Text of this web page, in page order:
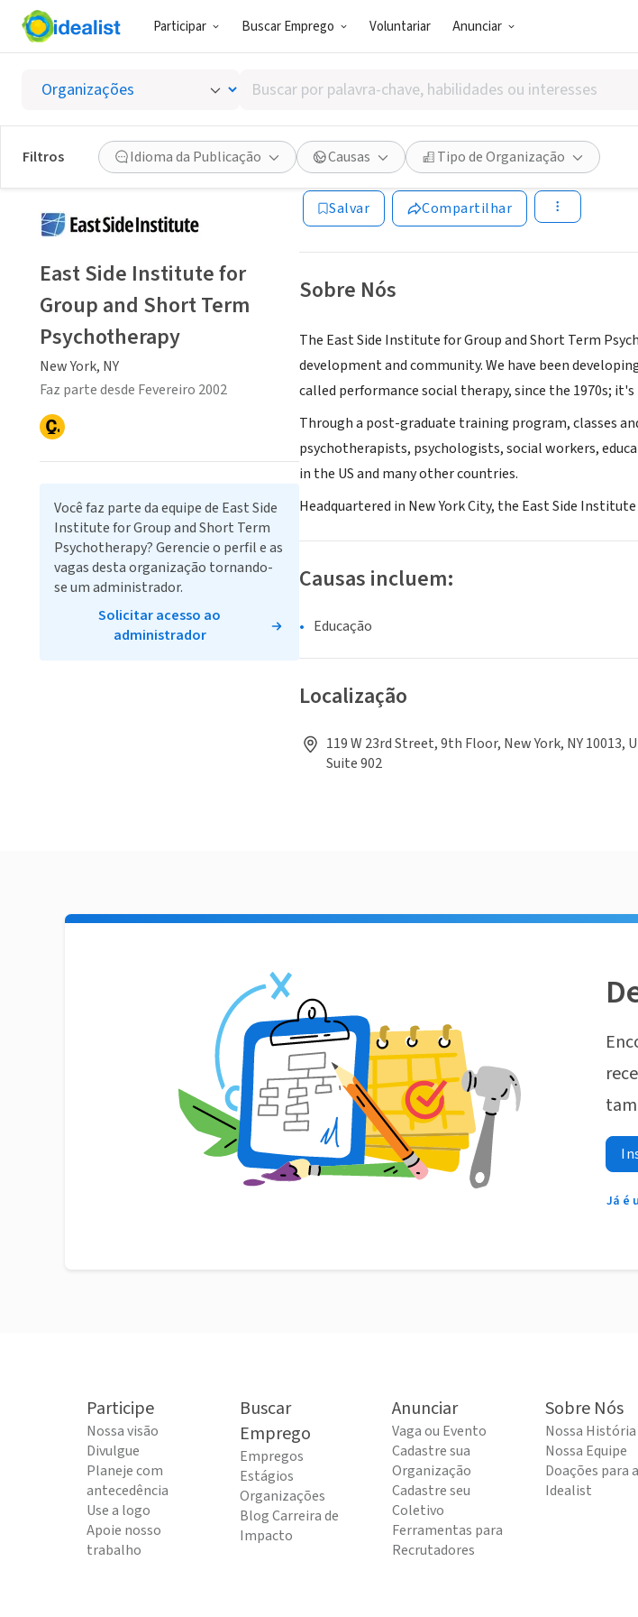
Participar Buscar Emprego Voluntariar Anunciar
Buscar
por
palavra-
chave,
habilidades
ou
interesses
Filtros Idioma da Publicação Causas Tipo de Organização
East Side Institute for
New York, NY |eastsideinstitute.org
Salvar Compartilhar
Sobre Nós
The East Side Institute for Group and Short Term
development and community. We have been
called performance social therapy, since the 1970s;
Through a post-graduate training program, classes
psychotherapists, psychologists, social workers,
in the US and many other countries.
Headquartered in New York City, the East Side
Causas incluem:
Educação
Localização
119 W 23rd Street, 9th Floor, New York, NY 10013,
Suite 902
East Side Institute for
Group and Short Term
Psychotherapy
New York, NY
Faz parte desde Fevereiro 2002
Você faz parte da equipe de East Side
Institute for Group and Short Term
Psychotherapy? Gerencie o perfil e as
vagas desta organização tornando-
se um administrador.
Solicitar acesso ao
administrador
Já é
Participe
Nossa visão
Divulgue
Planeje com
antecedência
Use a logo
Apoie nosso
trabalho
Buscar
Emprego
Empregos
Estágios
Organizações
Blog Carreira de
Impacto
Anunciar
Vaga ou Evento
Cadastre sua
Organização
Cadastre seu
Coletivo
Ferramentas para
Recrutadores
Sobre Nós
Nossa História
Nossa Equipe
Doações para a
Idealist